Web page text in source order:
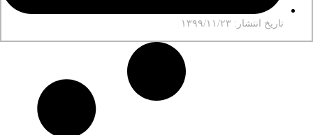
تاریخ انتشار: ۱۳۹۹/۱۱/۲۳